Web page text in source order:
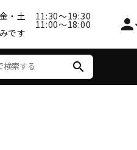
金・土 11:30〜19:30
11:00〜18:00
です person
search